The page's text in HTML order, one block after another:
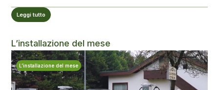
Leggi tutto
L’installazione del mese
L’installazione del mese